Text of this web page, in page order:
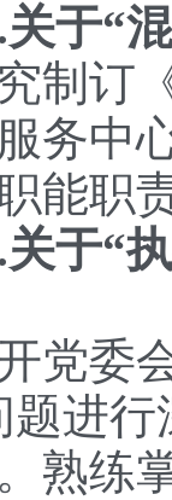
“混
订《
务中
能职
“执
委会
题进
熟练